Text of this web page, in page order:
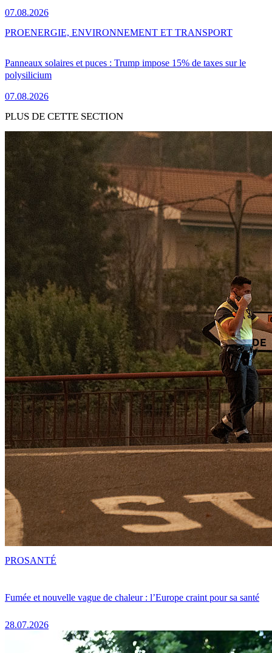
07.08.2026
Panneaux solaires et puces : Trump impose 15% de taxes sur le
polysilicium
07.08.2026
PROENERGIE, ENVIRONNEMENT ET TRANSPORT
PLUS DE CETTE SECTION
Fumée et nouvelle vague de chaleur : l’Europe craint pour sa santé
28.07.2026
PROSANTÉ